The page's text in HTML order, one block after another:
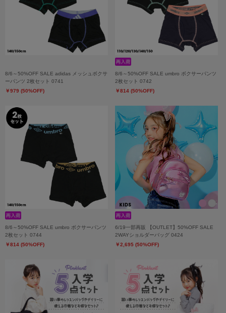
8/6～50%OFF SALE adidas メッシュボクサ
ーパンツ 2枚セット 0741
￥979 (50%OFF)
8/6～50%OFF SALE umbro ボクサーパンツ
2枚セット 0742
￥814 (50%OFF)
8/6～50%OFF SALE umbro ボクサーパンツ
2枚セット 0744
￥814 (50%OFF)
6/19一部再販 【OUTLET】50%OFF SALE
2WAYショルダーバッグ 0424
￥2,695 (50%OFF)